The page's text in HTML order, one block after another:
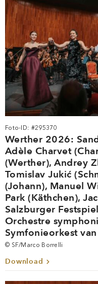
Foto-ID: #295370
Werther 2026:
Adèle Charvet
(Werther), Andrey
Tomislav Jukić
(Johann), Manuel
Park (Käthchen),
Salzburger
Orchestre
Symfonieorkest
© SF/Marco Borrelli
Download